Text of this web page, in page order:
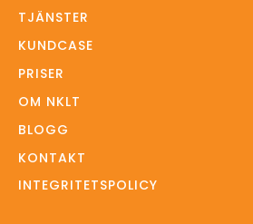
TJÄNSTER
KUNDCASE
PRISER
OM NKLT
BLOGG
KONTAKT
INTEGRITETSPOLICY